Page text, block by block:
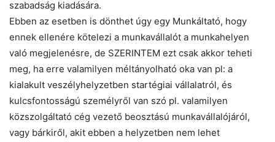
szabadság kiadására.
Ebben az esetben is dönthet úgy egy Munkáltató, hogy
ennek ellenére kötelezi a munkavállalót a munkahelyen
való megjelenésre, de SZERINTEM ezt csak akkor teheti
meg, ha erre valamilyen méltányolható oka van pl: a
kialakult veszélyhelyzetben startégiai vállalatról, és
kulcsfontosságú személyről van szó pl. valamilyen
közszolgáltató cég vezető beosztású munkavállalójáról,
vagy bárkiről, akit ebben a helyzetben nem lehet